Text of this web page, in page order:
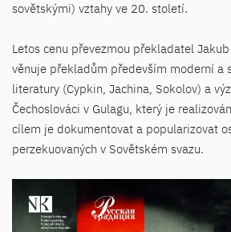
sovětskými) vztahy ve 20. století.
Letos cenu převezmou překladatel
věnuje překladům především moderní a
literatury (Cypkin, Jachina, Sokolov) a
Čechoslováci v Gulagu, který je
cílem je dokumentovat a popularizovat
perzekuovaných v Sovětském svazu.